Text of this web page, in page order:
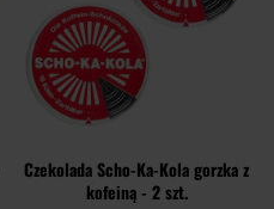
Czekolada Scho-Ka-Kola gorzka z
kofeiną - 2 szt.